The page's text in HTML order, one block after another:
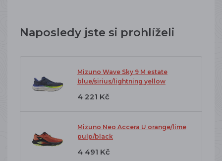
Naposledy jste si prohlíželi
Mizuno Wave Sky 9 M estate
blue/sirius/lightning yellow
4 221 Kč
Mizuno Neo Accera U orange/lime
pulp/black
4 491 Kč